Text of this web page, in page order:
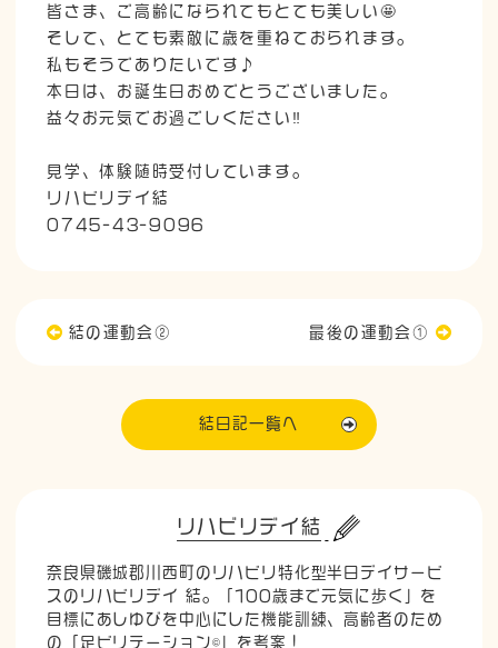
皆さま、ご高齢になられてもとても美しい🤩
そして、とても素敵に歳を重ねておられます。
私もそうでありたいです♪
本日は、お誕生日おめでとうございました。
益々お元気でお過ごしください‼️
見学、体験随時受付しています。
リハビリデイ結
0745-43-9096
結の運動会② 最後の運動会①
結日記一覧へ
リハビリデイ結
奈良県磯城郡川西町のリハビリ特化型半日デイサービ
スのリハビリデイ 結。「100歳まで元気に歩く」を
目標にあしゆびを中心にした機能訓練、高齢者のため
の「足ビリテーション©」を考案！